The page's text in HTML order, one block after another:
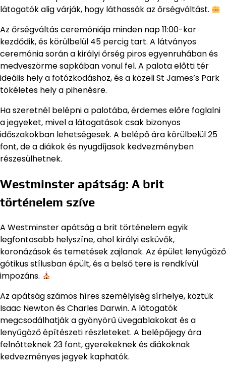
látogatók alig várják, hogy láthassák az őrségváltást.
Az őrségváltás ceremóniája minden nap 11:00-kor
kezdődik, és körülbelül 45 percig tart. A látványos
ceremónia során a királyi őrség piros egyenruhában és
medveszörme sapkában vonul fel. A palota előtti tér
ideális hely a fotózkodáshoz, és a közeli St James’s Park
tökéletes hely a pihenésre.
Ha szeretnél belépni a palotába, érdemes előre foglalni
a jegyeket, mivel a látogatások csak bizonyos
időszakokban lehetségesek. A belépő ára körülbelül 25
font, de a diákok és nyugdíjasok kedvezményben
részesülhetnek.
Westminster apátság: A brit
történelem szíve
A Westminster apátság a brit történelem egyik
legfontosabb helyszíne, ahol királyi esküvők,
koronázások és temetések zajlanak. Az épület lenyűgöző
gótikus stílusban épült, és a belső tere is rendkívül
impozáns.
Az apátság számos híres személyiség sírhelye, köztük
Isaac Newton és Charles Darwin. A látogatók
megcsodálhatják a gyönyörű üvegablakokat és a
lenyűgöző építészeti részleteket. A belépőjegy ára
felnőtteknek 23 font, gyerekeknek és diákoknak
kedvezményes jegyek kaphatók.